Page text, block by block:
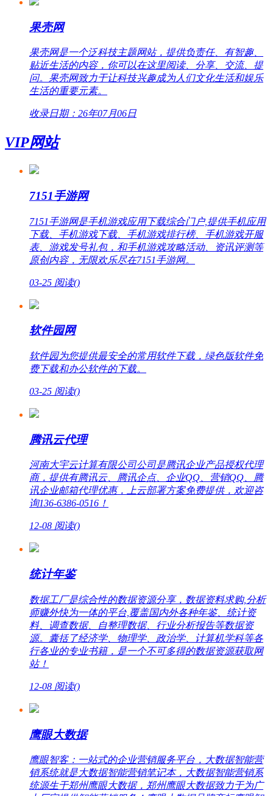
果壳网
果壳网是一个泛科技主题网站，提供负责任、有智趣、
贴近生活的内容，你可以在这里阅读、分享、交流、提
问。果壳网致力于让科技兴趣成为人们文化生活和娱乐
生活的重要元素。
收录日期：26年07月06日
VIP网站
7151手游网
7151手游网是手机游戏应用下载综合门户,提供手机应用
下载、手机游戏下载、手机游戏排行榜、手机游戏开服
表、游戏发号礼包，和手机游戏攻略活动、资讯评测等
原创内容，无限欢乐尽在7151手游网。
03-25 阅读()
软件园网
软件园为您提供最安全的常用软件下载，绿色版软件免
费下载和办公软件的下载。
03-25 阅读()
腾讯云代理
河南大宇云计算有限公司公司是腾讯企业产品授权代理
商，提供有腾讯云、腾讯企点、企业QQ、营销QQ、腾
讯企业邮箱代理优惠，上云部署方案免费提供，欢迎咨
询136-6386-0516！
12-08 阅读()
统计年鉴
数据工厂是综合性的数据资源分享，数据资料求购,分析
师赚外快为一体的平台,覆盖国内外各种年鉴、统计资
料、调查数据、自整理数据、行业分析报告等数据资
源。囊括了经济学、物理学、政治学、计算机学科等各
行各业的专业书籍，是一个不可多得的数据资源获取网
站！
12-08 阅读()
鹰眼大数据
鹰眼智客：一站式的企业营销服务平台，大数据智能营
销系统就是大数据智能营销笔记本，大数据智能营销系
统源生于郑州鹰眼大数据，郑州鹰眼大数据致力于为广